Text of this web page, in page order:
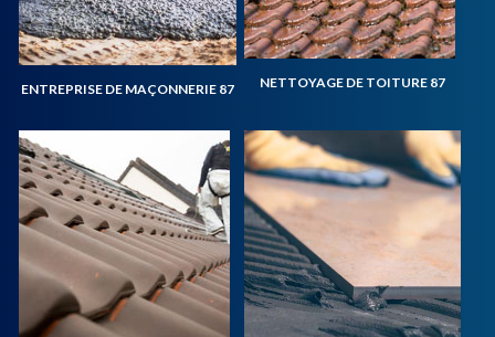
ENTREPRISE DE MAÇONNERIE 87 NETTOYAGE DE TOITURE 87